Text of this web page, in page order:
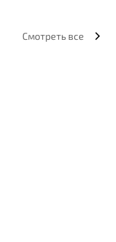
Смотреть все